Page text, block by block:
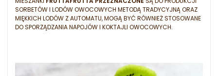
SORBETÓW I LODÓW OWOCOWYCH METODĄ TRADYCYJNĄ ORAZ
MIĘKKICH LODÓW Z AUTOMATU, MOGĄ BYĆ RÓWNIEŻ STOSOWANE
DO SPORZĄDZANIA NAPOJÓW I KOKTAJLI OWOCOWYCH.